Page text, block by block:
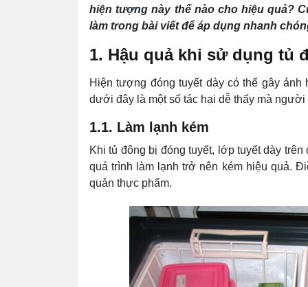
hiện tượng này thế nào cho hiệu quả?
làm trong bài viết để áp dụng nhanh
1. Hậu quả khi sử dụng tủ
Hiện tượng đóng tuyết dày có thể gây
dưới đây là một số tác hại dễ thấy mà
1.1. Làm lạnh kém
Khi tủ đông bị đóng tuyết, lớp tuyết dày
quá trình làm lạnh trở nên kém hiệu quả.
quản thực phẩm.